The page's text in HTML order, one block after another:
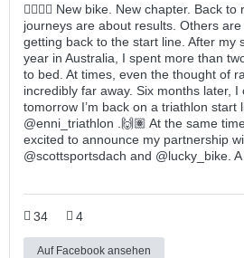
🚴🏽‍♂️✨ New bike. New chapter. Back
journeys are about results. Others
getting back to the start line. After my
year in Australia, I spent more than
to bed. At times, even the thought of
incredibly far away. Six months later, I
tomorrow I’m back on a triathlon start
@enni_triathlon .🙌🏽 At the same
excited to announce my partnership
@scottsportsdach and @lucky_bike.
34 4
Auf Facebook ansehen